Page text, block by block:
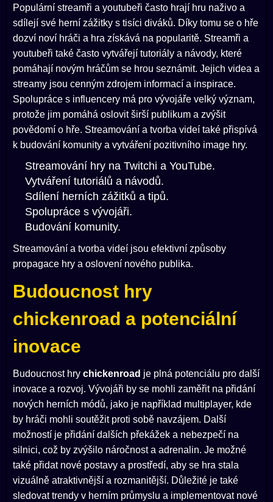
Populární streamři a youtubeři často hrají hru naživo a
sdílejí své herní zážitky s tisíci diváků. Díky tomu se o hře
dozví noví hráči a hra získává na popularitě. Streamři a
youtubeři také často vytvářejí tutoriály a návody, které
pomáhají novým hráčům se hrou seznámit. Jejich videa a
streamy jsou cenným zdrojem informací a inspirace.
Spolupráce s influencery má pro vývojáře velký význam,
protože jim pomáhá oslovit širší publikum a zvýšit
povědomí o hře. Streamování a tvorba videí také přispívá
k budování komunity a vytváření pozitivního image hry.
Streamování hry na Twitchi a YouTube.
Vytváření tutoriálů a návodů.
Sdílení herních zážitků a tipů.
Spolupráce s vývojáři.
Budování komunity.
Streamování a tvorba videí jsou efektivní způsoby
propagace hry a oslovení nového publika.
Budoucnost hry
chickenroad a potenciální
inovace
Budoucnost hry chickenroad je plná potenciálu pro další
inovace a rozvoj. Vývojáři by se mohli zaměřit na přidání
nových herních módů, jako je například multiplayer, kde
by hráči mohli soutěžit proti sobě navzájem. Další
možností je přidání dalších překážek a nebezpečí na
silnici, což by zvýšilo náročnost a adrenalin. Je možné
také přidat nové postavy a prostředí, aby se hra stala
vizuálně atraktivnější a rozmanitější. Důležité je také
sledovat trendy v herním průmyslu a implementovat nové